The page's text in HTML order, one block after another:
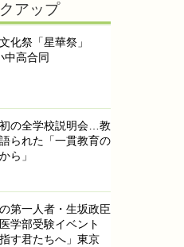
アップ
化祭「星華祭」
高合同
の全学校説明会…教
られた「一貫教育の
ら」
第一人者・生坂政臣
学部受験イベント
指す君たちへ」東京